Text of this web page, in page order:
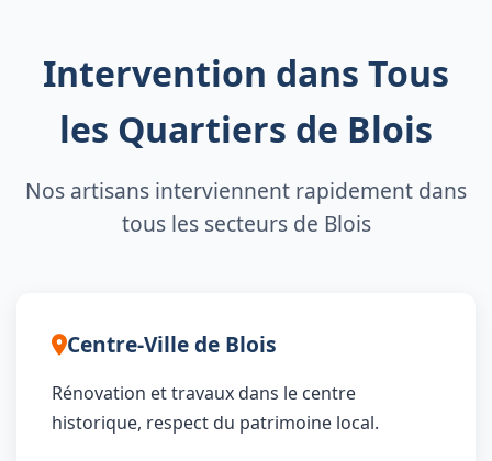
Intervention dans Tous
les Quartiers de Blois
Nos artisans interviennent rapidement dans
tous les secteurs de Blois
Centre-Ville de Blois
Rénovation et travaux dans le centre
historique, respect du patrimoine local.